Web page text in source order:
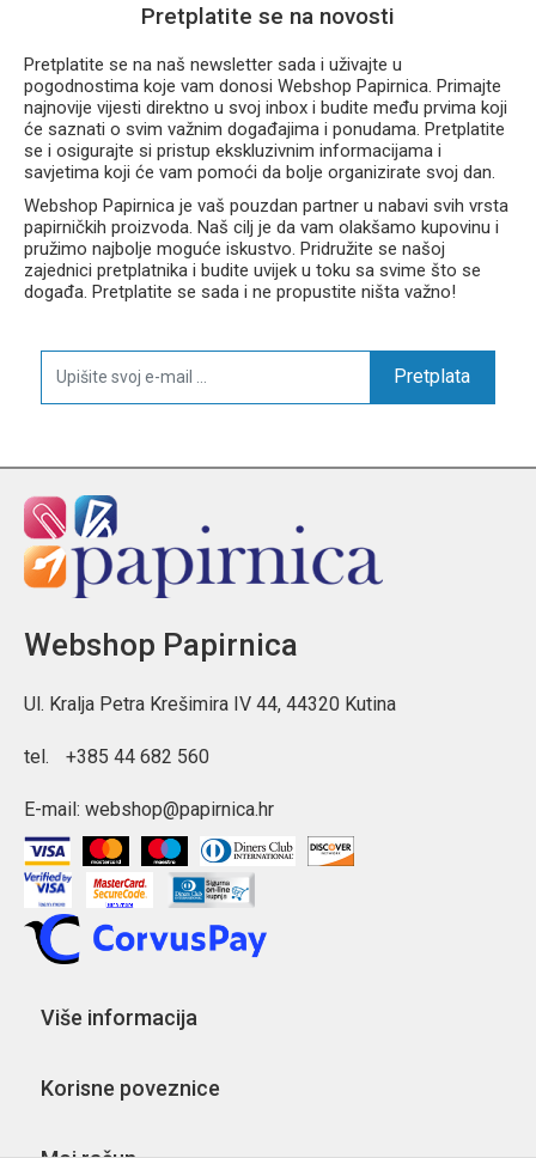
Pretplatite se na novosti
Pretplatite se na naš newsletter sada i uživajte u
pogodnostima koje vam donosi Webshop Papirnica. Primajte
najnovije vijesti direktno u svoj inbox i budite među prvima koji
će saznati o svim važnim događajima i ponudama. Pretplatite
se i osigurajte si pristup ekskluzivnim informacijama i
savjetima koji će vam pomoći da bolje organizirate svoj dan.
Webshop Papirnica je vaš pouzdan partner u nabavi svih vrsta
papirničkih proizvoda. Naš cilj je da vam olakšamo kupovinu i
pružimo najbolje moguće iskustvo. Pridružite se našoj
zajednici pretplatnika i budite uvijek u toku sa svime što se
događa. Pretplatite se sada i ne propustite ništa važno!
Pretplata
Webshop Papirnica
Ul. Kralja Petra Krešimira IV 44, 44320 Kutina
tel. +385 44 682 560
E-mail: webshop@papirnica.hr
Više informacija
Korisne poveznice